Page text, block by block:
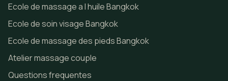
Ecole de massage a l huile Bangkok
Ecole de soin visage Bangkok
Ecole de massage des pieds Bangkok
Atelier massage couple
Questions frequentes